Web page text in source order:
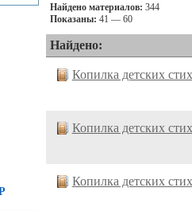
Найдено материалов: 344
Показаны: 41 — 60
Найдено:
Копилка детских
Копилка детских
Копилка детских